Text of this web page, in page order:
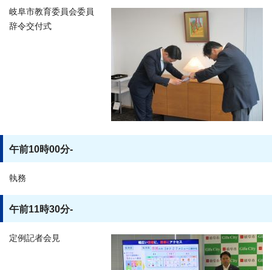
岐阜市教育委員会委員
辞令交付式
午前10時00分-
執務
午前11時30分-
定例記者会見